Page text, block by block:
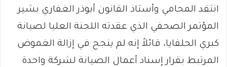
انتقد المحامي وأستاذ القانون أبوذر الغفاري بشير
المؤتمر الصحفي الذي عقدته اللجنة العليا لصيانة
كبري الحلفايا، قائلاً إنه لم ينجح في إزالة الغموض
المرتبط بقرار إسناد أعمال الصيانة لشركة واحدة